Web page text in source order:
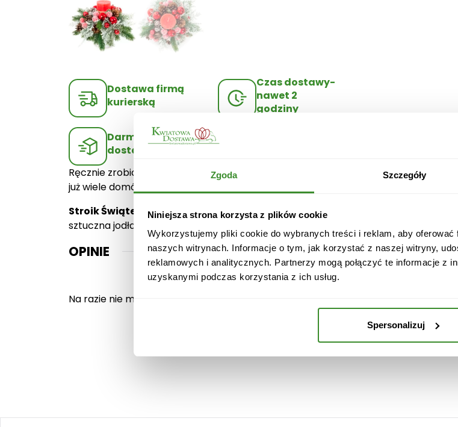
Zgoda Szczegóły
Niniejsza strona korzysta z plików cookie
Wykorzystujemy pliki cookie do wybranych treści i reklam, aby oferować
naszych witrynach. Informacje o tym, jak korzystać z naszej witryny,
reklamowych i analitycznych. Partnerzy mogą połączyć te informacje z
uzyskanymi podczas korzystania z ich usług.
Spersonalizuj
Dostawa firmą
kurierską
Czas dostawy-
nawet 2
godziny
Darmowa
dostawa
c
n
a
c
r
w
o
n
Ręcznie zrobiony, elegancki Stroik Świąteczny wprowadzający świąteczny nastrój.
już wiele domów. Darmowa dostawa możliwa jest na terenie całego kraj.
Stroik Świąteczny na czerwono składa się:
sztuczna jodła, naczynie ceramiczne, świeca, bombki, sztuczne owoce, szyszki,
OPINIE
Na razie nie ma opinii o produkcie.